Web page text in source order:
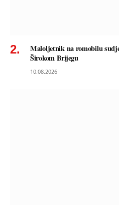
Maloljetnik na romobilu
Širokom Brijegu
10.08.2026